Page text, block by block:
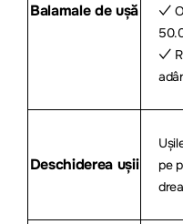
Balamale de ușă
✓
✓
Deschiderea ușii
pe